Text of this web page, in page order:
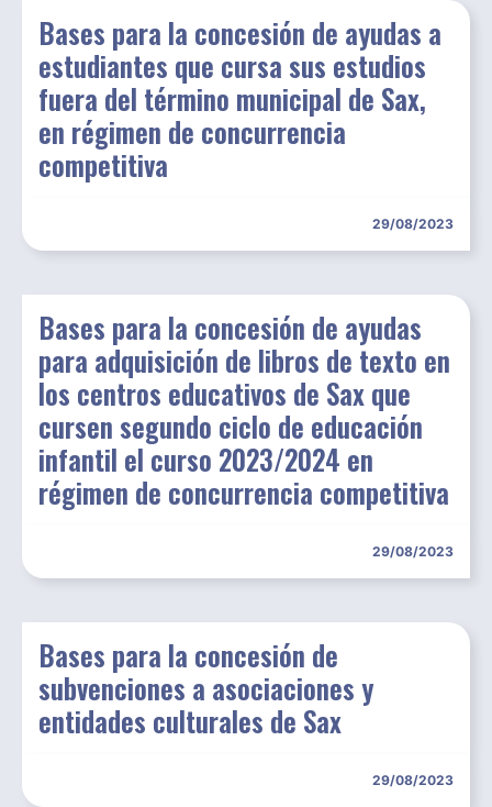
Bases para la concesión de ayudas a
estudiantes que cursa sus estudios
fuera del término municipal de Sax,
en régimen de concurrencia
competitiva
29/08/2023
Bases para la concesión de ayudas
para adquisición de libros de texto en
los centros educativos de Sax que
cursen segundo ciclo de educación
infantil el curso 2023/2024 en
régimen de concurrencia competitiva
29/08/2023
Bases para la concesión de
subvenciones a asociaciones y
entidades culturales de Sax
29/08/2023